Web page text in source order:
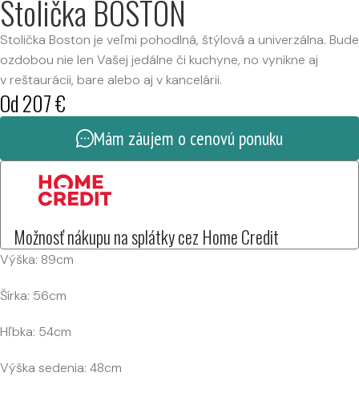
Stolička BOSTON
Stolička Boston je veľmi pohodlná, štýlová a univerzálna. Bude
ozdobou nie len Vašej jedálne či kuchyne, no vynikne aj
v reštaurácii, bare alebo aj v kancelárii.
Od207€
Mám záujem o cenovú ponuku
Možnosť nákupu na splátky cez Home Credit
Výška: 89cm
Šírka: 56cm
Hľbka: 54cm
Výška sedenia: 48cm